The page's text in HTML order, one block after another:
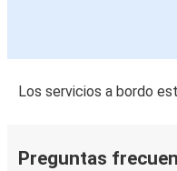
Los servicios a bordo
Preguntas